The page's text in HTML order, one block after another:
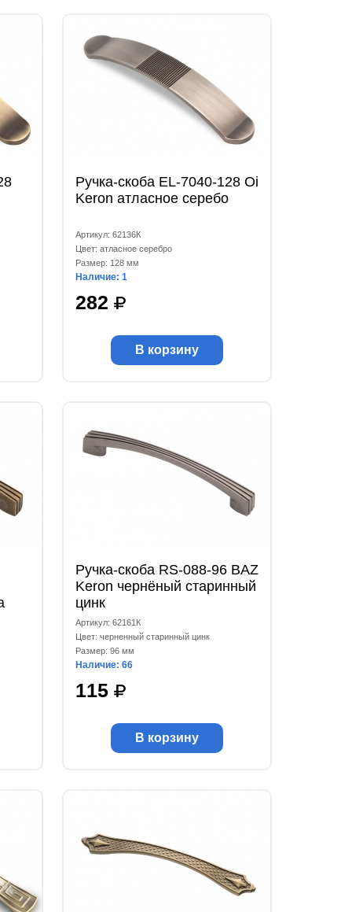
Ручка-скоба EL-7040-128 Oi
Keron атласное серебо
Артикул: 62136К
Цвет: атласное серебро
Размер: 128 мм
Наличие: 1
282
В корзину
Ручка-скоба RS-088-96 BAZ
Keron чернёный старинный
цинк
Артикул: 62161К
Цвет: черненный старинный цинк
Размер: 96 мм
Наличие: 66
115
В корзину